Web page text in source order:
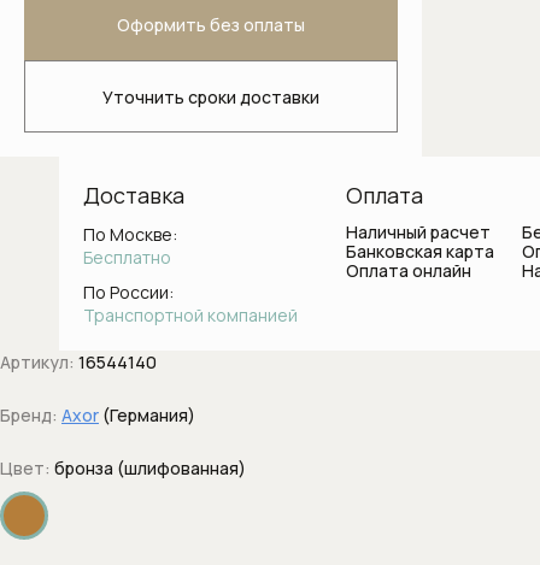
Стаканы и держатели для зубных
Душевые системы
Боковые форсунки
Верхние души
Вывод воды с держателем
Держатели душа
Диверторы
Дренажные каналы
Артикул: 16544140
Бренд: Axor (Германия)
Цвет: бронза (шлифованная)
Оформить без оплаты
Уточнить сроки доставки
Доставка
По Москве:
Бесплатно
По России:
Транспортной компанией
Оплата
Наличный расчет
Банковская карта
Оплата онлайн